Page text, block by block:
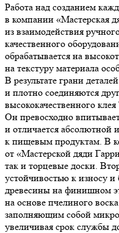
Работа над созданием
в компании «Мастерская
из взаимодействия
качественного
обрабатывается на
на текстуру материала
В результате грани
и плотно соединяются
высококачественного
Он превосходно
и отличается
к пищевым продуктам. В
от «Мастерской дяди
так и торцевые доски.
устойчивостью к износу
древесины на финишном
на основе пчелиного
заполняющим собой
увеличивая срок службы